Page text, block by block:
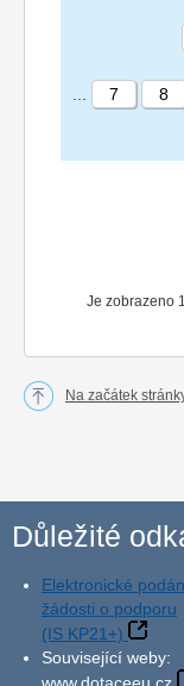
Je zobrazeno
7 8
Na začátek
Důležité
Elektronické
žádosti o podporu
(IS KP21+)
Související weby: